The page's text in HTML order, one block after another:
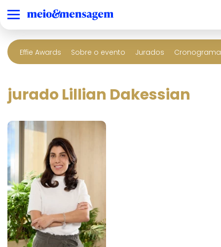
Effie Awards Sobre o evento Jurados
jurado Lillian Dakessian